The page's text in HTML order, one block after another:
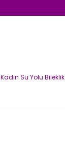
Kadın Su Yolu Bileklik